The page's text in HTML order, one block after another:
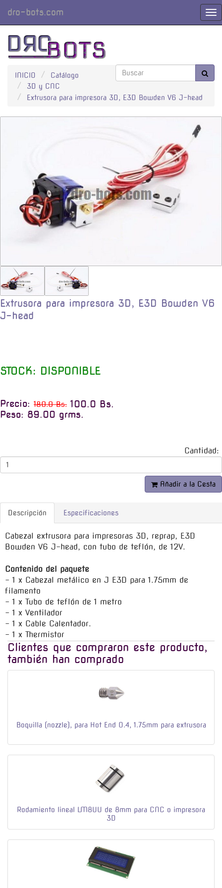
dro-bots.com
INICIO
Catálogo
3D y CNC
Extrusora para impresora 3D, E3D Bowden V6 J-head
Extrusora para impresora 3D, E3D Bowden V6
J-head
STOCK: DISPONIBLE
Precio: 180.0 Bs. 100.0 Bs.
Peso: 89.00 grms.
Cantidad:
Añadir a la Cesta
Descripción Especificaciones
Cabezal extrusora para impresoras 3D, reprap, E3D
Bowden V6 J-head, con tubo de teflón, de 12V.
Contenido del paquete
- 1 x Cabezal metálico en J E3D para 1.75mm de
filamento
- 1 x Tubo de teflón de 1 metro
- 1 x Ventilador
- 1 x Cable Calentador.
- 1 x Thermistor
Clientes que compraron este producto,
también han comprado
Boquilla (nozzle), para Hot End 0.4, 1.75mm para extrusora
Rodamiento lineal LM8UU de 8mm para CNC o impresora
3D